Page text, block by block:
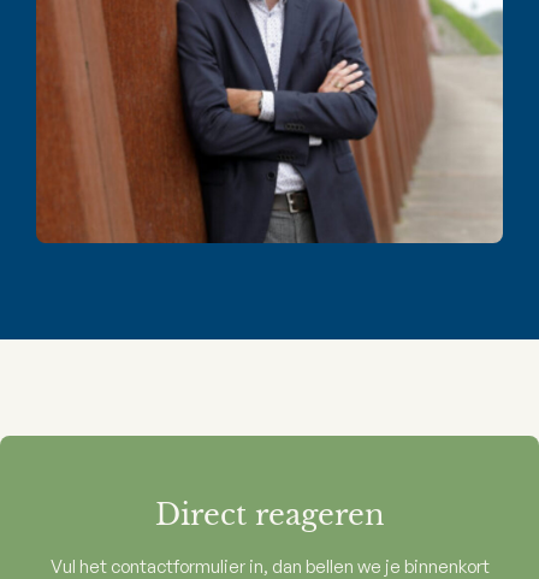
Direct reageren
Vul het contactformulier in, dan bellen we je binnenkort